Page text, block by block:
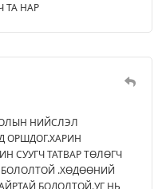
ТА НАР
НИЙСЛЭЛ
ОРШДОГ.ХАРИН
СУУГЧ ТАТВАР ТӨЛӨГЧ
БОЛОЛТОЙ .ХӨДӨӨНИЙ
БОДОЛТОЙ.УГ НЬ